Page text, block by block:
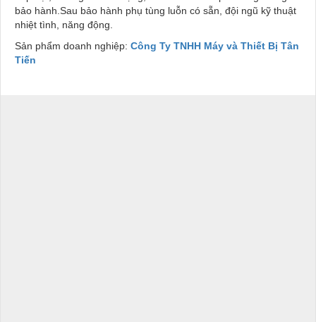
bảo hành.Sau bảo hành phụ tùng luỗn có sẵn, đội ngũ kỹ thuật
nhiệt tình, năng động.
Sản phẩm doanh nghiệp: Công Ty TNHH Máy và Thiết Bị Tân
Tiến